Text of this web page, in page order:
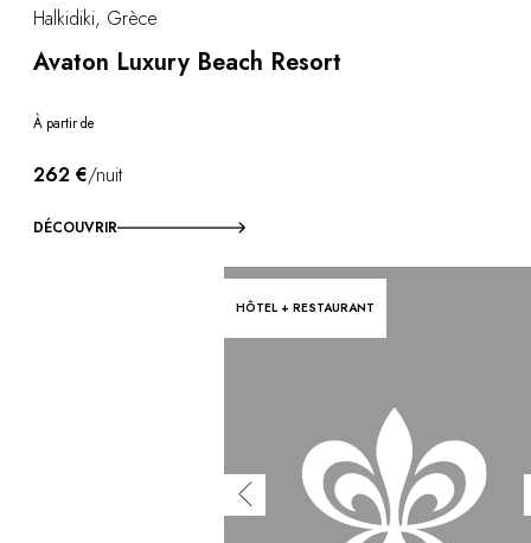
Halkidiki, Grèce
Avaton Luxury Beach Resort
À partir de
262 €/nuit
DÉCOUVRIR
HÔTEL + RESTAURANT